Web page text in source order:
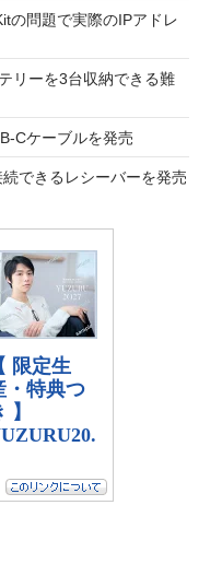
の問題で実際のIPアドレ
リーを3台収納できる難
Cケーブルを発売
できるレシーバーを発売